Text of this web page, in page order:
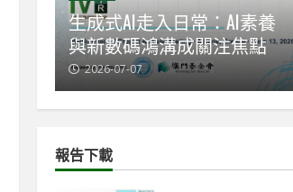
生成式AI走入日常：AI素養
與新數碼鴻溝成關注焦點
2026-07-07
報告下載